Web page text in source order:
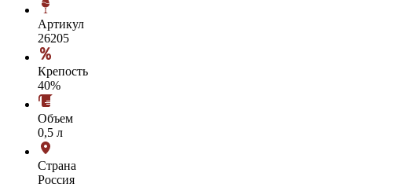
Артикул
26205
Крепость
40%
Объем
0,5 л
Страна
Россия